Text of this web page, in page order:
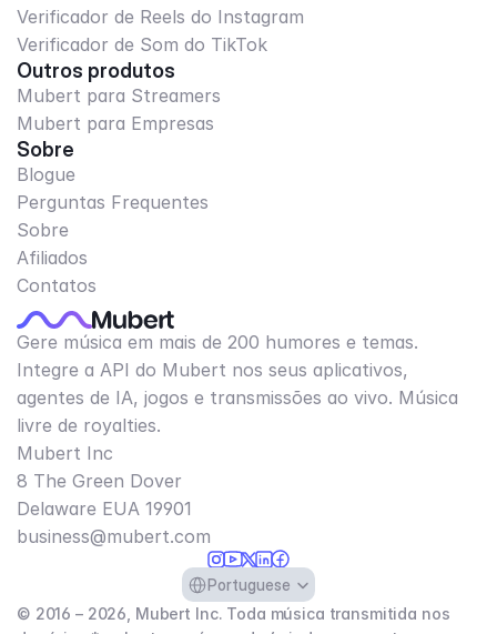
Verificador de Reels do Instagram
Verificador de Som do TikTok
Outros produtos
Mubert para Streamers
Mubert para Empresas
Sobre
Blogue
Perguntas Frequentes
Sobre
Afiliados
Contatos
Gere música em mais de 200 humores e temas.
Integre a API do Mubert nos seus aplicativos,
agentes de IA, jogos e transmissões ao vivo. Música
livre de royalties.
Mubert Inc
8 The Green Dover
Delaware EUA 19901​
business@mubert.com
Select Language
Portuguese
© 2016 – 2026, Mubert Inc. Toda música transmitida nos